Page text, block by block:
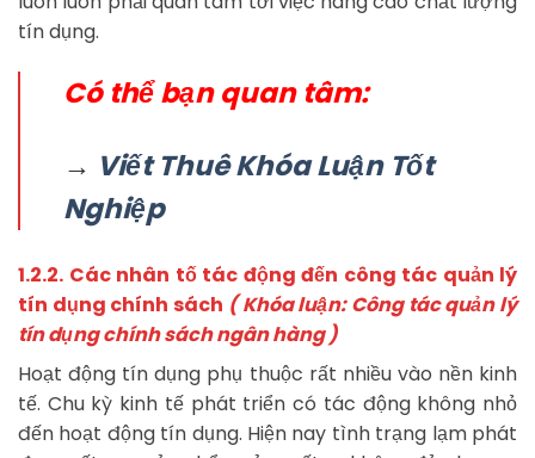
tín dụng.
Có thể bạn quan tâm:
→ Viết Thuê Khóa Luận Tốt
Nghiệp
1.2.2. Các nhân tố tác động đến công tác quản lý
tín dụng chính sách ( Khóa luận: Công tác quản lý
tín dụng chính sách ngân hàng )
Hoạt động tín dụng phụ thuộc rất nhiều vào nền kinh
tế. Chu kỳ kinh tế phát triển có tác động không nhỏ
đến hoạt động tín dụng. Hiện nay tình trạng lạm phát